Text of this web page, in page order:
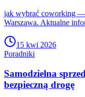
jak wybrać coworking —
Warszawa. Aktualne
15 kwi 2026
Poradniki
Samodzielna
bezpieczną drogę